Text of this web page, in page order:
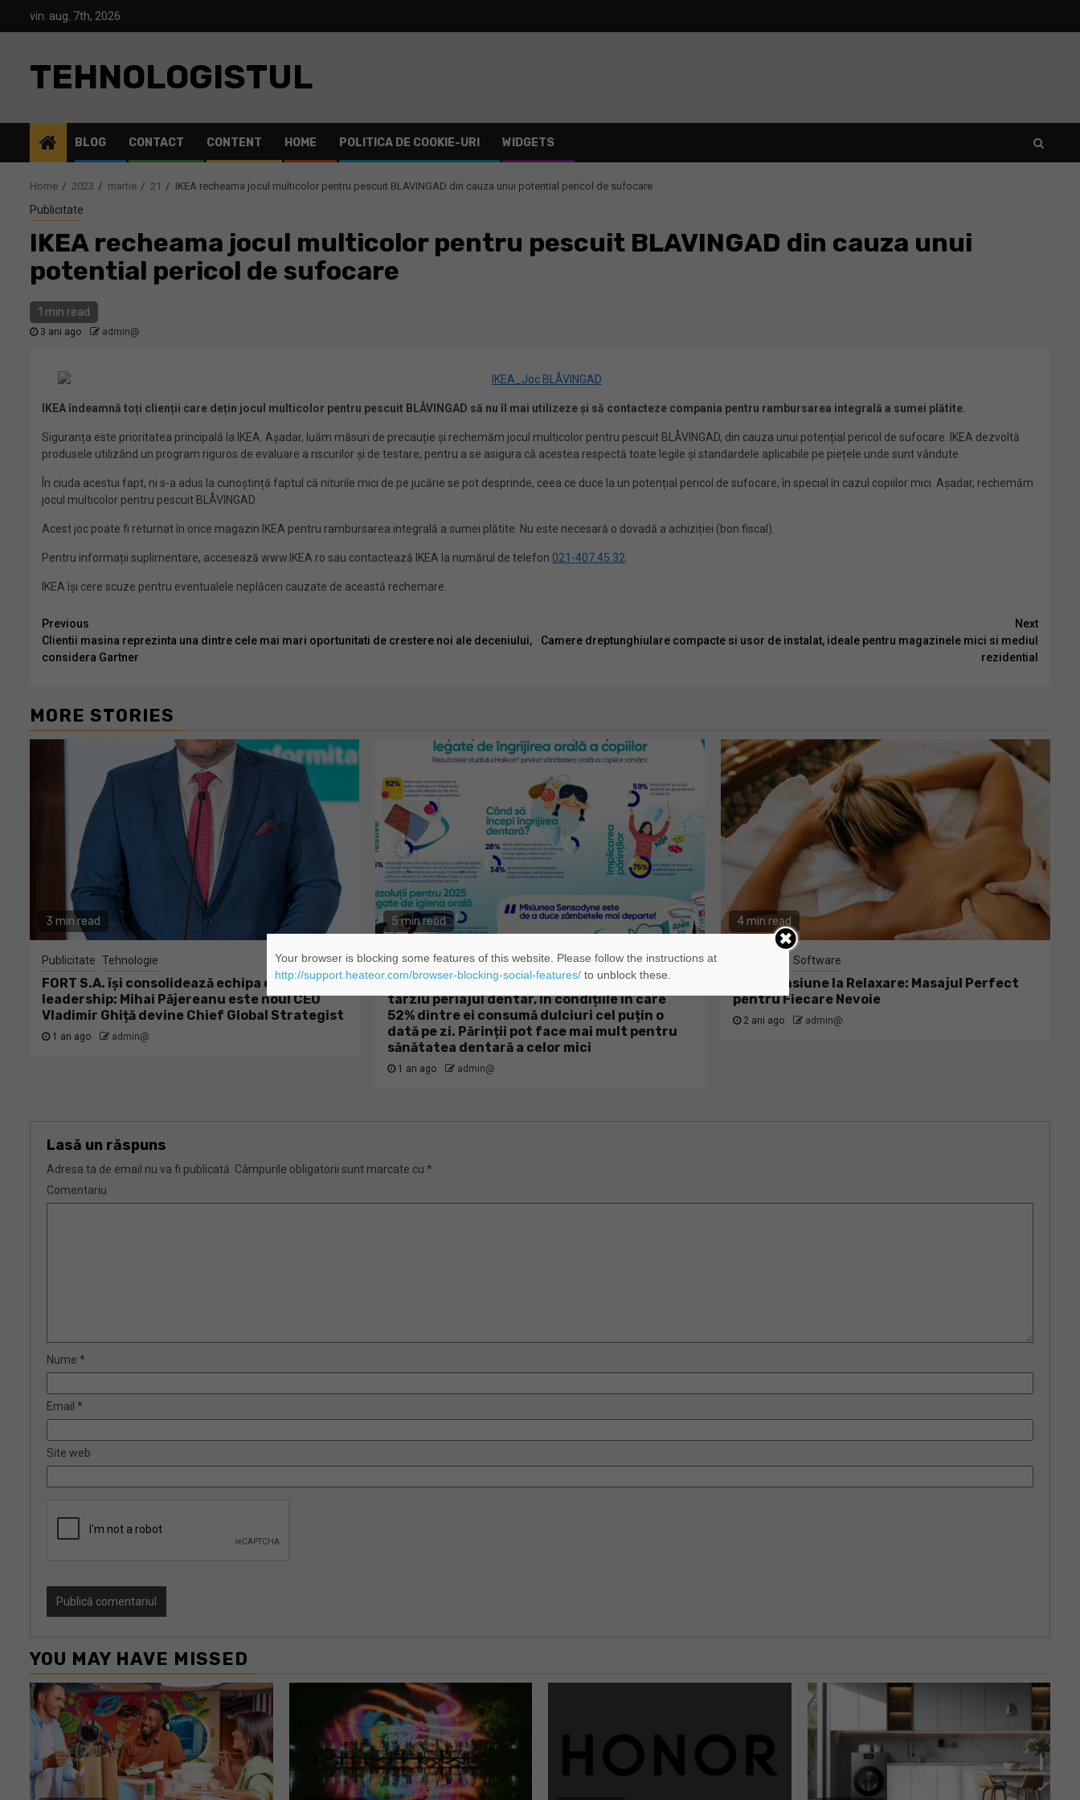
vin. aug. 7th, 2026
TEHNOLOGISTUL
BLOG CONTACT CONTENT HOME POLITICA DE COOKIE-URI WIDGETS
Home 2023 martie 21 IKEA recheama jocul multicolor pentru pescuit BLAVINGAD din cauza unui potential pericol de sufocare
Publicitate
IKEA recheama jocul multicolor pentru pescuit BLAVINGAD din cauza unui
potential pericol de sufocare
1 min read
3 ani ago admin@
IKEA îndeamnă toți clienții care dețin jocul multicolor pentru pescuit BLÅVINGAD să nu îl mai utilizeze și să contacteze compania pentru rambursarea integrală a sumei plătite.
Siguranța este prioritatea principală la IKEA. Așadar, luăm măsuri de precauție și rechemăm jocul multicolor pentru pescuit BLÅVINGAD, din cauza unui potențial pericol de sufocare. IKEA dezvoltă
produsele utilizând un program riguros de evaluare a riscurilor și de testare, pentru a se asigura că acestea respectă toate legile și standardele aplicabile pe piețele unde sunt vândute.
În ciuda acestui fapt, ni s-a adus la cunoștință faptul că niturile mici de pe jucărie se pot desprinde, ceea ce duce la un potențial pericol de sufocare, în special în cazul copiilor mici. Așadar, rechemăm
jocul multicolor pentru pescuit BLÅVINGAD.
Acest joc poate fi returnat în orice magazin IKEA pentru rambursarea integrală a sumei plătite. Nu este necesară o dovadă a achiziției (bon fiscal).
Pentru informații suplimentare, accesează www.IKEA.ro sau contactează IKEA la numărul de telefon 021-407.45.32
IKEA își cere scuze pentru eventualele neplăceri cauzate de această rechemare.
Continue
Reading
Previous
Clientii masina reprezinta una dintre cele mai mari oportunitati de crestere noi ale deceniului,
considera Gartner
Next
Camere dreptunghiulare compacte si usor de instalat, ideale pentru magazinele mici si mediul
rezidential
MORE STORIES
3 min read
Publicitate Tehnologie
FORT S.A. își consolidează echipa de
leadership: Mihai Păjereanu este noul CEO
Vladimir Ghiță devine Chief Global Strategist
1 an ago admin@
5 min read
Diverse Publicitate
Peste 40% dintre copiii români încep prea
târziu periajul dentar, în condițiile în care
52% dintre ei consumă dulciuri cel puțin o
dată pe zi. Părinții pot face mai mult pentru
sănătatea dentară a celor mici
1 an ago admin@
4 min read
Software
De la Tensiune la Relaxare: Masajul Perfect
pentru Fiecare Nevoie
2 ani ago admin@
Lasă un răspuns
Adresa ta de email nu va fi publicată. Câmpurile obligatorii sunt marcate cu *
Comentariu
Nume *
Email *
Site web
YOU MAY HAVE MISSED
Your browser is blocking some features of this website. Please follow the instructions at
http://support.heateor.com/browser-blocking-social-features/to unblock these.